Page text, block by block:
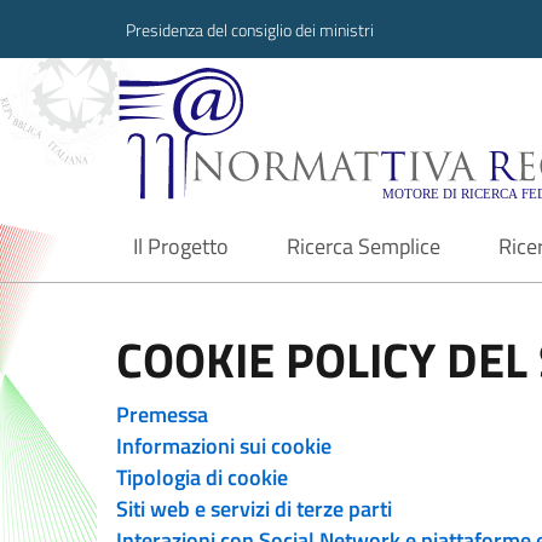
Presidenza del consiglio dei ministri
Normattiva
Il Progetto
current Ricerca Semplice
COOKIE POLICY
Premessa
Informazioni sui cookie
Tipologia di cookie
Siti web e servizi di terze parti